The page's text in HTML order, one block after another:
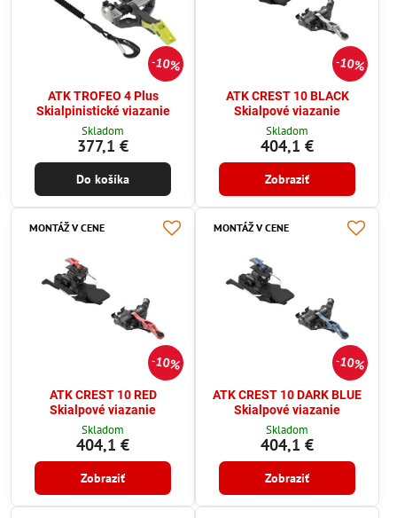
10%
ATK TROFEO 4 Plus
Skialpinistické viazanie
Skladom
377,1 €
Do košíka
10%
ATK CREST 10 BLACK
Skialpové viazanie
Skladom
404,1 €
Zobraziť
10%
MONTÁŽ V CENE
ATK CREST 10 RED
Skialpové viazanie
Skladom
404,1 €
Zobraziť
10%
MONTÁŽ V CENE
ATK CREST 10 DARK BLUE
Skialpové viazanie
Skladom
404,1 €
Zobraziť